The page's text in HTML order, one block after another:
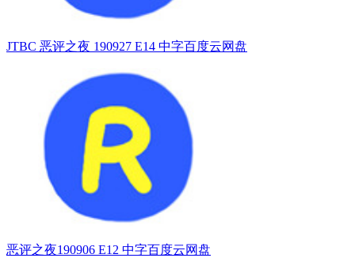
JTBC 恶评之夜 190927 E14 中字百度云网盘
恶评之夜190906 E12 中字百度云网盘